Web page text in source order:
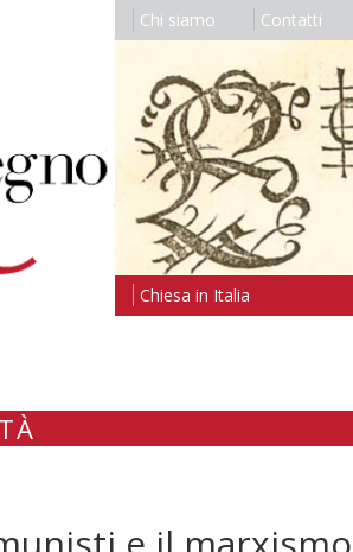
Chi siamo Contatti
Chiesa in Italia